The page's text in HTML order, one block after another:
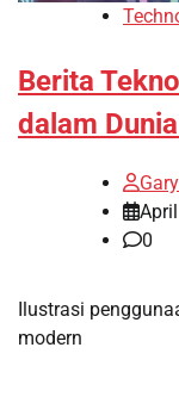
Berita
dalam
0
Ilustrasi
modern